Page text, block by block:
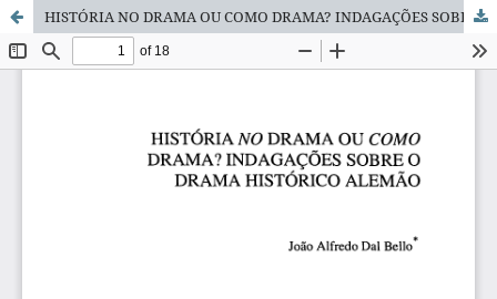
HISTÓRIA NO DRAMA OU COMO DRAMA? INDAGAÇÕES SOBRE O DRAMA HISTÓRICO ALEMÃO